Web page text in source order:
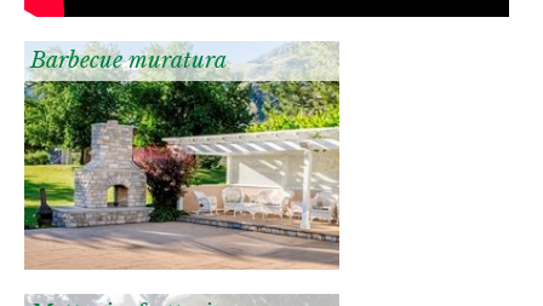
Barbecue muratura